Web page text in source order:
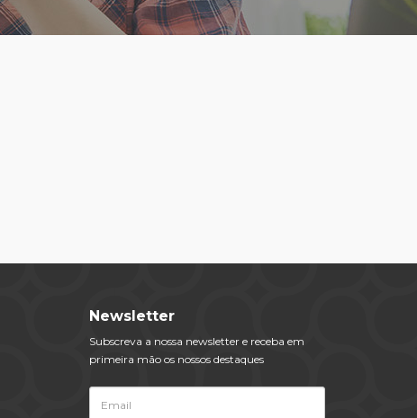
Newsletter
Subscreva a nossa newsletter e receba em
primeira mão os nossos destaques